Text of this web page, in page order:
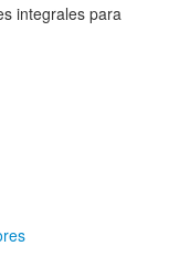
integrales para